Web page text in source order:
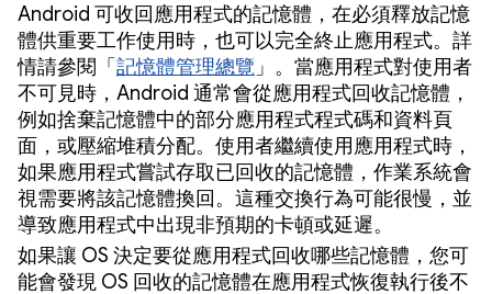
Android 可收回應用程式的記憶體，在必須釋放記憶
體供重要工作使用時，也可以完全終止應用程式。詳
情請參閱「 記憶體管理總覽 」。當應用程式對使用者
不可見時，Android 通常會從應用程式回收記憶體，
例如捨棄記憶體中的部分應用程式程式碼和資料頁
面，或壓縮堆積分配。使用者繼續使用應用程式時，
如果應用程式嘗試存取已回收的記憶體，作業系統會
視需要將該記憶體換回。這種交換行為可能很慢，並
導致應用程式中出現非預期的卡頓或延遲。
如果讓 OS 決定要從應用程式回收哪些記憶體，您可
能會發現 OS 回收的記憶體在應用程式恢復執行後不